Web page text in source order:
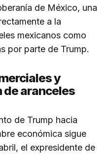
de México, una
a la
mexicanos como
por parte de Trump.
y
de aranceles
de Trump hacia
económica sigue
el expresidente de